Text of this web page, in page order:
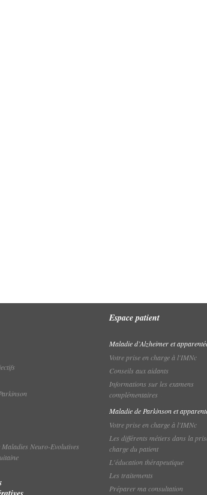
Maladies Neuro-Evolutives
Espace patient
Maladie d’Alzheimer et
Votre prise en charge à l'IMNc
Conseils aux aidants
Informations sur les examens
complémentaires
Maladie de Parkinson et
Votre prise en charge à l'IMNc
Les différents métiers dans la
charge du patient
L'éducation thérapeutique
Les traitements
Préparer ma consultation